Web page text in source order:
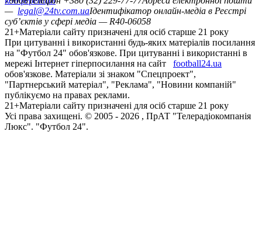
— legal@24tv.com.uaІдентифікатор онлайн-медіа в Реєстрі
суб’єктів у сфері медіа — R40-06058
21+Матеріали сайту призначені для осіб старше 21 року
При цитуванні і використанні будь-яких матеріалів посилання
на "Футбол 24" обов'язкове. При цитуванні і використанні в
мережі Інтернет гіперпосилання на сайт
football24.ua
обов'язкове. Матеріали зі знаком "Спецпроект",
"Партнерський матеріал", "Реклама", "Новини компаній"
публікуємо на правах реклами.
21+Матеріали сайту призначені для осіб старше 21 року
Усi права захищенi. © 2005 - 2026 , ПрАТ "Телерадіокомпанія
Люкс". "Футбол 24".